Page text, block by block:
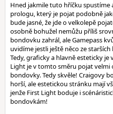
Hned jakmile tuto hříčku spustíme
prologu, který je pojat podobně
bude jasné, že jde o velkolepě
osobně bohužel nemůžu příliš
bondovku zahrál, ale Gamepass
uvidíme jestli ještě něco ze
Tedy, graficky a hlavně esteticky je
Light je v tomto směru pojat velmi
bondovky. Tedy skvěle! Craigovy
horší, ale estetickou stránku mají
jenže First Light boduje i
bondovkám!